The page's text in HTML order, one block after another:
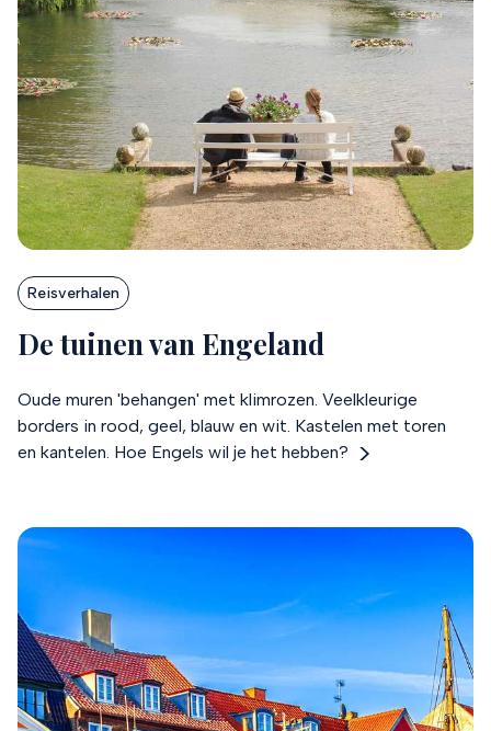
Reisverhalen
De tuinen van Engeland
Oude muren 'behangen' met klimrozen. Veelkleurige
borders in rood, geel, blauw en wit. Kastelen met toren
en kantelen. Hoe Engels wil je het hebben?